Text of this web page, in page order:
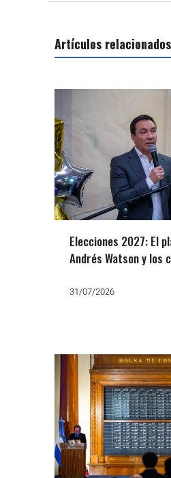
Artículos relacionados
Elecciones 2027: El
Andrés Watson y los cuatro
31/07/2026